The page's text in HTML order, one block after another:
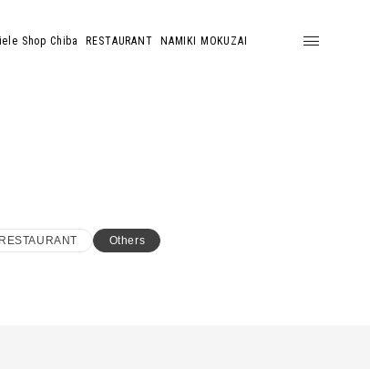
Shop Chiba RESTAURANT NAMIKI MOKUZAI
RESTAURANT Others